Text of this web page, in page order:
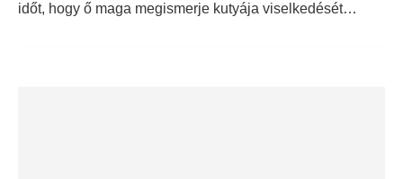
időt, hogy ő maga megismerje kutyája viselkedését…